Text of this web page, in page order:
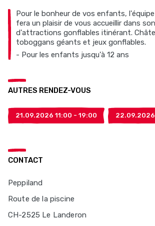
Pour le bonheur de vos enfants,
fera un plaisir de vous accueillir dans
d'attractions gonflables itinérant.
toboggans géants et jeux gonflables.
- Pour les enfants jusqu'à 12 ans
AUTRES RENDEZ-VOUS
21.09.2026 11:00 - 19:00
CONTACT
Peppiland
Route de la piscine
CH-2525 Le Landeron